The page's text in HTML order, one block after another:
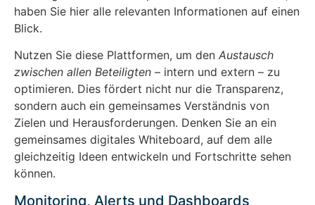
haben Sie hier alle relevanten Informationen auf einen
Blick.
Nutzen Sie diese Plattformen, um den Austausch
zwischen allen Beteiligten – intern und extern – zu
optimieren. Dies fördert nicht nur die Transparenz,
sondern auch ein gemeinsames Verständnis von
Zielen und Herausforderungen. Denken Sie an ein
gemeinsames digitales Whiteboard, auf dem alle
gleichzeitig Ideen entwickeln und Fortschritte sehen
können.
Monitoring, Alerts und Dashboards